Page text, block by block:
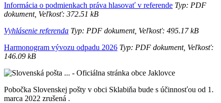
Informácia o podmienkach práva hlasovať v referende Typ: PDF
dokument, Veľkosť: 372.51 kB
Vyhlásenie referenda Typ: PDF dokument, Veľkosť: 495.17 kB
Harmonogram vývozu odpadu 2026 Typ: PDF dokument, Veľkosť:
146.09 kB
Pobočka Slovenskej pošty v obci Sklabiňa bude s účinnosťou od 1.
marca 2022 zrušená .